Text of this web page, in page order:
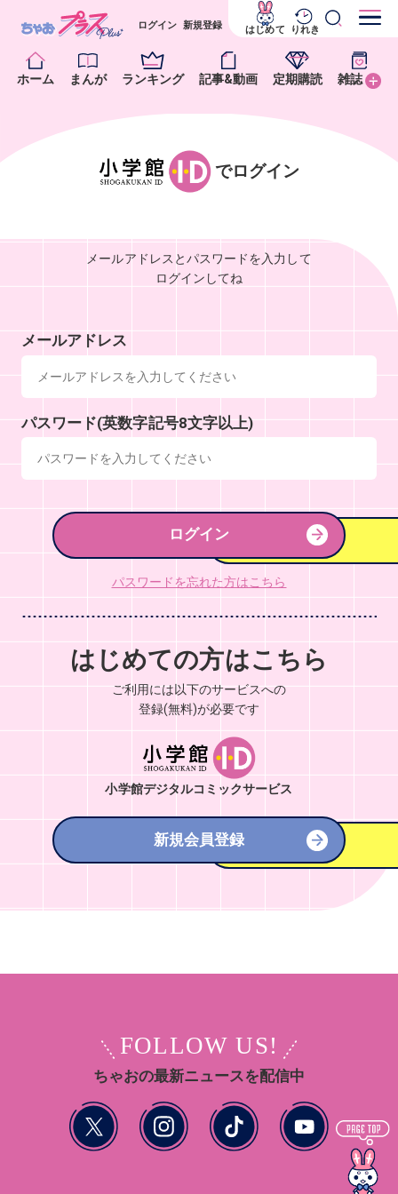
ホーム まんが ランキング 記事&動画 定期購読 雑誌
ログイン 新規登録 はじめて りれき
でログイン
メールアドレスとパスワードを入力して
ログインしてね
メールアドレス
パスワード(英数字記号8文字以上)
ログイン
パスワードを忘れた方はこちら
はじめての方はこちら
ご利用には以下のサービスへの
登録(無料)が必要です
小学館デジタルコミックサービス
新規会員登録
FOLLOW US!
ちゃおの最新ニュースを配信中